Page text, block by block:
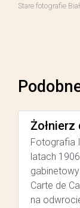
Stare fotografie
Fotografia
latach
Carte de
na